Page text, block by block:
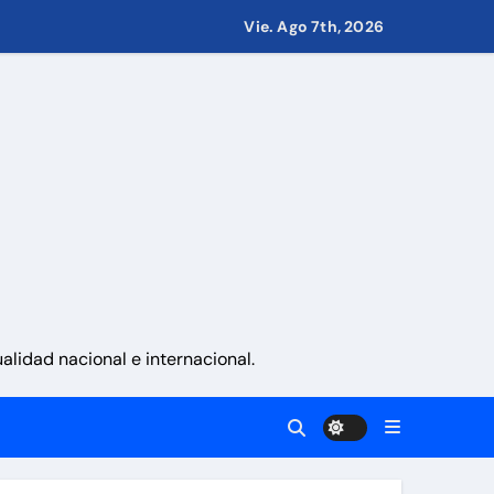
6 de agosto 2026
Vie. Ago 7th, 2026
nacional e internacional.